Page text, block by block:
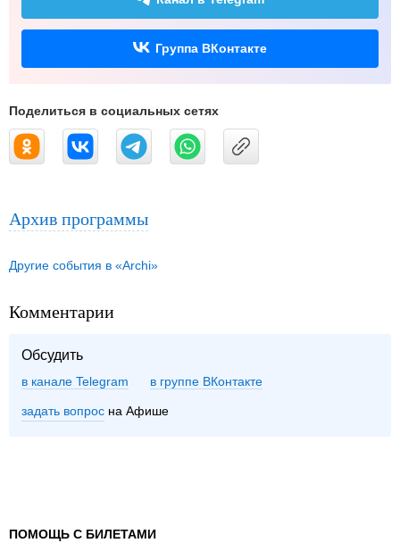
Группа ВКонтакте
Поделиться в социальных сетях
Архив программы
Другие события в «Archi»
Комментарии
Обсудить
в канале Telegram группе ВКонтакте
задать вопрос на Афише
ПОМОЩЬ С БИЛЕТАМИ